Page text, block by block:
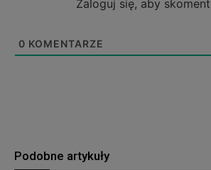
Zaloguj się, aby
0 KOMENTARZE
Podobne artykuły